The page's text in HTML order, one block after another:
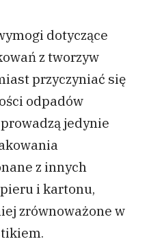
dotyczące
z tworzyw
przyczyniać się
odpadów
jedynie
z innych
i kartonu,
zrównoważone w